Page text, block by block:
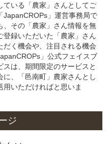
ている「農家」さんとしてご
JapanCROPs」運営事務局で
、その「農家」さん情報を無
録いただいた「農家」さん
く機会や、注目される機会
」公式フェイスブ
は、期間限定のサービスと
、「邑南町」農家さんとし
いただければと思いま
ジ